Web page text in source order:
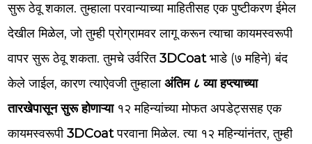
सुरू ठेवू शकाल. तुम्हाला परवान्याच्या माहितीसह एक पुष्टीकरण ईमेल
देखील मिळेल, जो तुम्ही प्रोग्रामवर लागू करून त्याचा कायमस्वरूपी
वापर सुरू ठेवू शकता. तुमचे उर्वरित3DCoatभाडे (७ महिने) बंद
केले जाईल, कारण त्याऐवजी तुम्हालाअंतिम ८ व्या हप्त्याच्या
तारखेपासून सुरू होणाऱ्या१२ महिन्यांच्या मोफत अपडेट्ससह एक
कायमस्वरूपी3DCoatपरवाना मिळेल. त्या १२ महिन्यांनंतर, तुम्ही